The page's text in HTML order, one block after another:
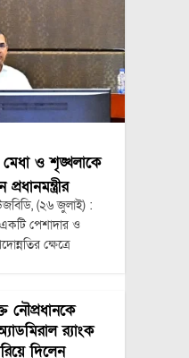
ও শৃঙ্খলাকে
(২৬ জুলাই) :
একটি পেশাদার ও
ক্ষেত্রে
নৌপ্রধানকে
র‍্যাংক
দিলেন